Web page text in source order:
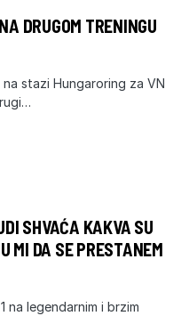
DRUGOM TRENINGU
stazi Hungaroring za VN
SHVAĆA KAKVA SU
MI DA SE PRESTANEM
na legendarnim i brzim